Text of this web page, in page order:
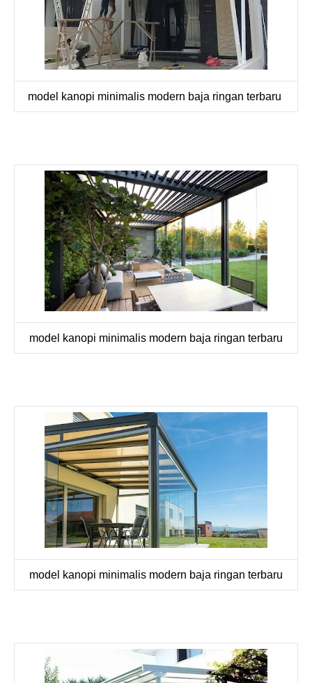
model kanopi minimalis modern baja ringan terbaru
model kanopi minimalis modern baja ringan terbaru
model kanopi minimalis modern baja ringan terbaru